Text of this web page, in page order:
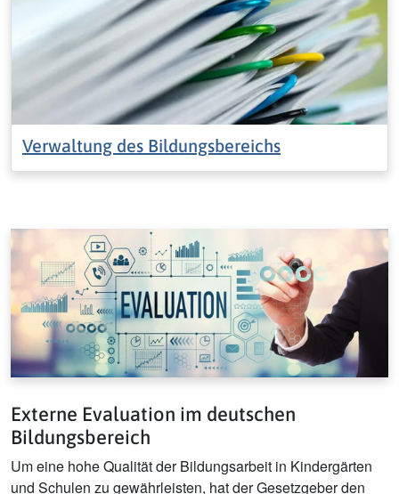
Verwaltung des Bildungsbereichs
Externe Evaluation im deutschen
Bildungsbereich
Um eine hohe Qualität der Bildungsarbeit in Kindergärten
und Schulen zu gewährleisten, hat der Gesetzgeber den